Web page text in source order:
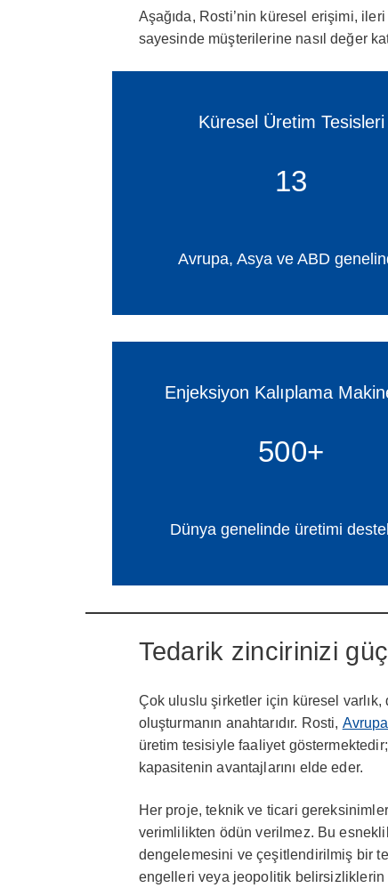
Aşağıda, Rosti’nin küresel erişimi,
sayesinde müşterilerine nasıl değer
Küresel Üretim Tesisleri
13
Avrupa, Asya ve ABD
Enjeksiyon Kalıplama
500+
Dünya genelinde üretimi
Tedarik zincirinizi
Çok uluslu şirketler için küresel varlık,
oluşturmanın anahtarıdır. Rosti, Avrupa
üretim tesisiyle faaliyet
kapasitenin avantajlarını elde eder.
Her proje, teknik ve ticari
verimlilikten ödün verilmez. Bu
dengelemesini ve çeşitlendirilmiş bir
engelleri veya jeopolitik belirsizliklerin